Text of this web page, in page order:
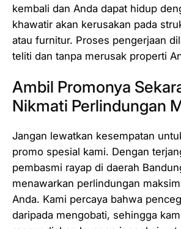
kembali dan Anda dapat hidup
khawatir akan kerusakan pada
atau furnitur. Proses pengerjaan
teliti dan tanpa merusak properti
Ambil Promonya
Nikmati Perlindungan
Jangan lewatkan kesempatan
promo spesial kami. Dengan
pembasmi rayap di daerah
menawarkan perlindungan
Anda. Kami percaya bahwa
daripada mengobati, sehingga